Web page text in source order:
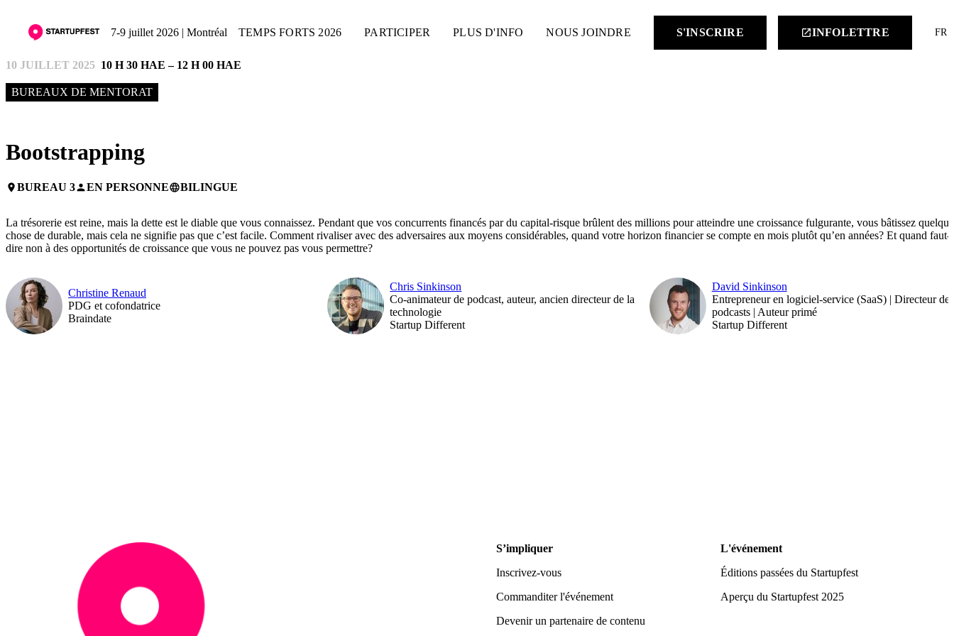
7-9 juillet 2026 | Montréal TEMPS FORTS 2026 PARTICIPER PLUS D'INFO NOUS JOINDRE S'INSCRIRE launchINFOLETTRE FR
10 JUILLET 2025 10 H 30 HAE – 12 H 00 HAE
BUREAUX DE MENTORAT
Bootstrapping
placeBUREAU 3personEN PERSONNElanguageBILINGUE
La trésorerie est reine, mais la dette est le diable que vous connaissez. Pendant que vos concurrents financés par du capital-risque brûlent des millions pour atteindre une croissance fulgurante, vous bâtissez quelque
chose de durable, mais cela ne signifie pas que c’est facile. Comment rivaliser avec des adversaires aux moyens considérables, quand votre horizon financier se compte en mois plutôt qu’en années? Et quand faut-
dire non à des opportunités de croissance que vous ne pouvez pas vous permettre?
Christine Renaud
PDG et cofondatrice
Braindate
Chris Sinkinson
Co-animateur de podcast, auteur, ancien directeur de la
technologie
Startup Different
David Sinkinson
Entrepreneur en logiciel-service (SaaS) | Directeur des
podcasts | Auteur primé
Startup Different
S’impliquer
Inscrivez-vous
Commanditer l'événement
Devenir un partenaire de contenu
L'événement
Éditions passées du Startupfest
Aperçu du Startupfest 2025